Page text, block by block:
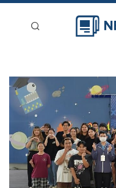
新聞稿分類
登入
刊登